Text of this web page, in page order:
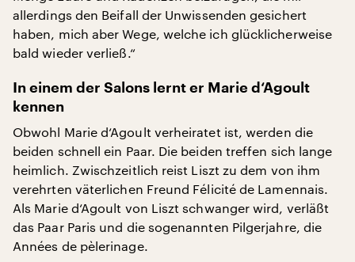
allerdings den Beifall der Unwissenden gesichert
haben, mich aber Wege, welche ich glücklicherweise
bald wieder verließ.“
In einem der Salons lernt er Marie d‘Agoult
kennen
Obwohl Marie d‘Agoult verheiratet ist, werden die
beiden schnell ein Paar. Die beiden treffen sich lange
heimlich. Zwischzeitlich reist Liszt zu dem von ihm
verehrten väterlichen Freund Félicité de Lamennais.
Als Marie d‘Agoult von Liszt schwanger wird, verläßt
das Paar Paris und die sogenannten Pilgerjahre, die
Années de pèlerinage.